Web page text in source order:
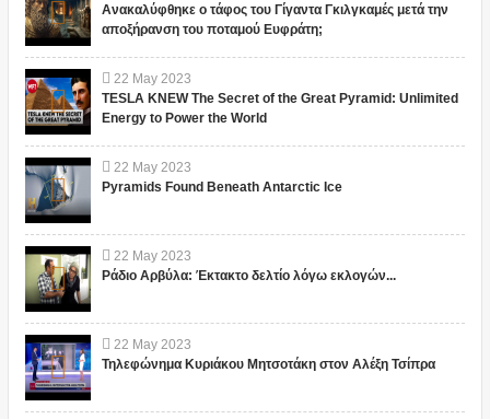
Ανακαλύφθηκε ο τάφος του Γίγαντα Γκιλγκαμές μετά την
αποξήρανση του ποταμού Ευφράτη;
22 May 2023
TESLA KNEW The Secret of the Great Pyramid: Unlimited
Energy to Power the World
22 May 2023
Pyramids Found Beneath Antarctic Ice
22 May 2023
Ράδιο Αρβύλα: Έκτακτο δελτίο λόγω εκλογών...
22 May 2023
Τηλεφώνημα Κυριάκου Μητσοτάκη στον Αλέξη Τσίπρα